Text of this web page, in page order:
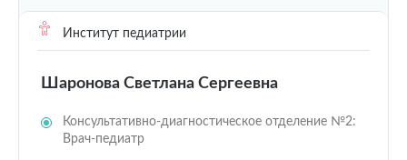
Институт педиатрии
Шаронова Светлана Сергеевна
Консультативно-диагностическое отделение №2:
Врач-педиатр